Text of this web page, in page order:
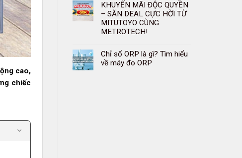
cao,
chiếc
KHUYẾN MÃI ĐỘC QUYỀN
– SĂN DEAL CỰC HỜI TỪ
MITUTOYO CÙNG
METROTECH!
Chỉ số ORP là gì? Tìm hiểu
về máy đo ORP